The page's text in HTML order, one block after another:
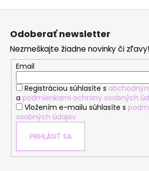
Z
Odoberať newsletter
Nezmeškajte žiadne novinky či zľavy!
Email
Registráciou súhlasíte s
a podmienkami ochrany osobných
Vložením e-mailu súhlasíte s
osobných údajov
PRIHLÁSIŤ SA